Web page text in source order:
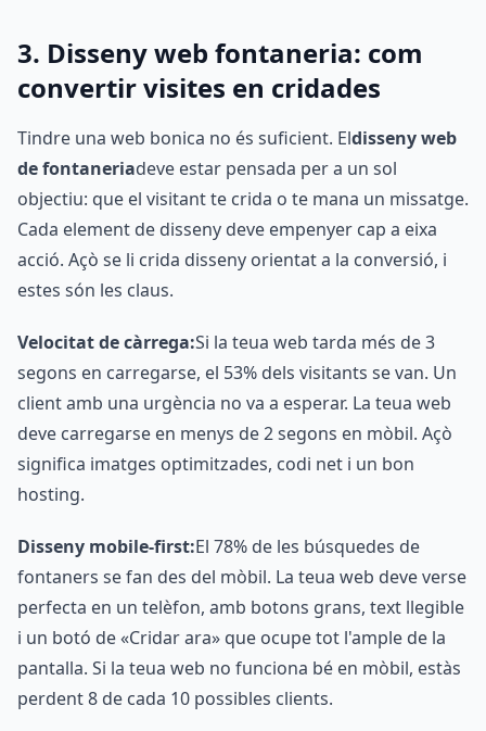
3. Disseny web fontaneria: com
convertir visites en cridades
Tindre una web bonica no és suficient. Eldisseny web
de fontaneriadeve estar pensada per a un sol
objectiu: que el visitant te crida o te mana un missatge.
Cada element de disseny deve empenyer cap a eixa
acció. Açò se li crida disseny orientat a la conversió, i
estes són les claus.
Velocitat de càrrega:Si la teua web tarda més de 3
segons en carregarse, el 53% dels visitants se van. Un
client amb una urgència no va a esperar. La teua web
deve carregarse en menys de 2 segons en mòbil. Açò
significa imatges optimitzades, codi net i un bon
hosting.
Disseny mobile-first:El 78% de les búsquedes de
fontaners se fan des del mòbil. La teua web deve verse
perfecta en un telèfon, amb botons grans, text llegible
i un botó de «Cridar ara» que ocupe tot l'ample de la
pantalla. Si la teua web no funciona bé en mòbil, estàs
perdent 8 de cada 10 possibles clients.